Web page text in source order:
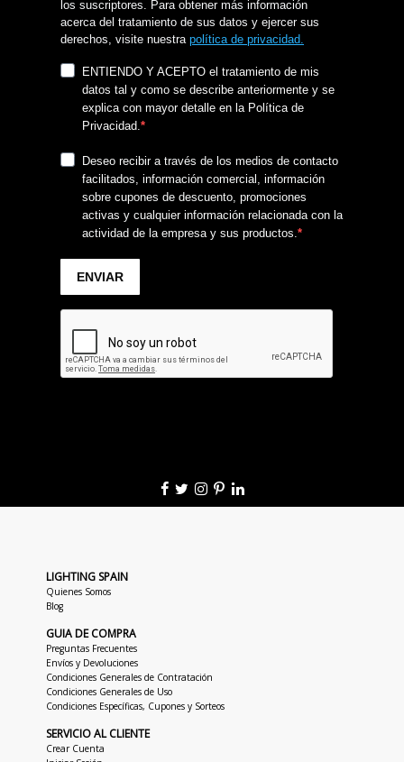
LIGHTING SPAIN
Quienes Somos
Blog
GUIA DE COMPRA
Preguntas Frecuentes
Envíos y Devoluciones
Condiciones Generales de Contratación
Condiciones Generales de Uso
Condiciones Específicas, Cupones y Sorteos
SERVICIO AL CLIENTE
Crear Cuenta